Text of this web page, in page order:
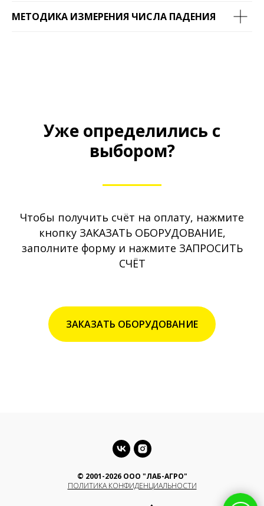
МЕТОДИКА ИЗМЕРЕНИЯ ЧИСЛА ПАДЕНИЯ
Уже определились с
выбором?
Чтобы получить счёт на оплату, нажмите
кнопку ЗАКАЗАТЬ ОБОРУДОВАНИЕ,
заполните форму и нажмите ЗАПРОСИТЬ
СЧЁТ
ЗАКАЗАТЬ ОБОРУДОВАНИЕ
© 2001-2026 ООО "ЛАБ-АГРО"
ПОЛИТИКА КОНФИДЕНЦИАЛЬНОСТИ